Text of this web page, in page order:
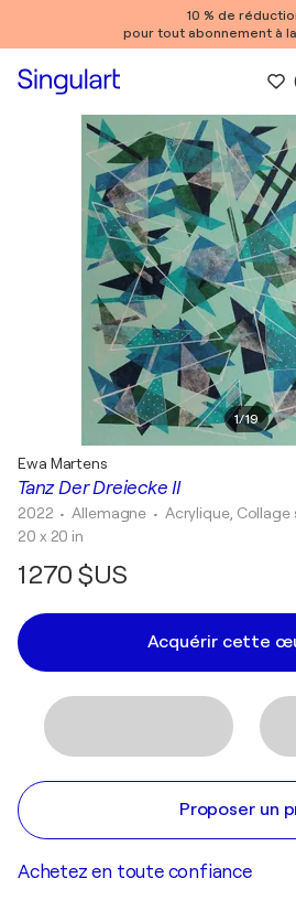
10 % de
pour tout abonnement à
1/19
Tanz Der Dreiecke II
Ewa Martens
2022 • Allemagne • Acrylique, Collage
20 x 20 in
1 270 $US
Acquérir cette
Proposer un
Achetez en toute confiance